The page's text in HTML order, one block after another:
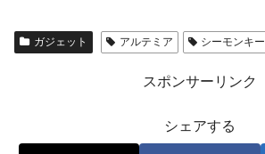
ガジェット アルテミア シーモンキー
スポンサーリンク
シェアする